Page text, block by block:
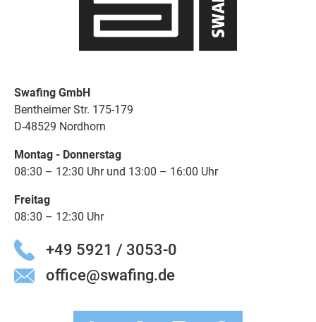
Swafing GmbH
Bentheimer Str. 175-179
D-48529 Nordhorn
Montag - Donnerstag
08:30 – 12:30 Uhr und 13:00 – 16:00 Uhr
Freitag
08:30 – 12:30 Uhr
+49 5921 / 3053-0
office@swafing.de